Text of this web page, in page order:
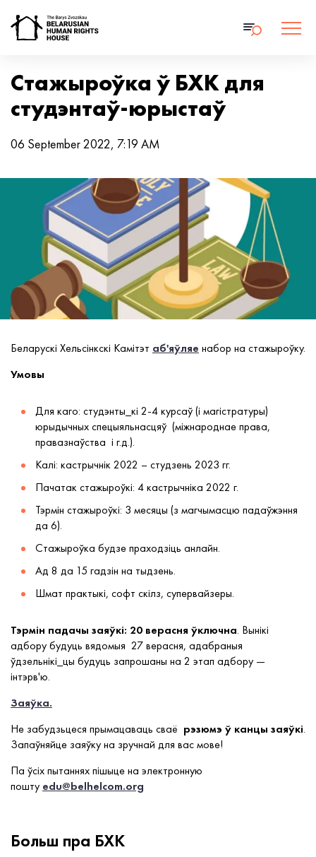
Стажыроўка ў БХК для
студэнтаў-юрыстаў
06 September 2022, 7:19 AM
Беларускі Хельсінкскі Камітэт аб'яўляе набор на стажыроўку.
Умовы
Для каго: студэнты_кі 2-4 курсаў (і магістратуры)
юрыдычных спецыяльнасцяў (міжнароднае права,
правазнаўства і г.д.).
Калі: кастрычнік 2022 – студзень 2023 гг.
Пачатак стажыроўкі: 4 кастрычніка 2022 г.
Тэрмін стажыроўкі: 3 месяцы (з магчымасцю падаўжэння
да 6).
Стажыроўка будзе праходзіць анлайн.
Ад 8 да 15 гадзін на тыдзень.
Шмат практыкі, софт скілз, супервайзеры.
Тэрмін падачы заяўкі: 20 верасня ўключна. Вынікі
адбору будуць вядомыя 27 верасня, адабраныя
ўдзельнікі_цы будуць запрошаны на 2 этап адбору —
інтэрв'ю.
Заяўка.
Не забудзьцеся прымацаваць сваё рэзюмэ ў канцы заяўкі.
Запаўняйце заяўку на зручнай для вас мове!
Па ўсіх пытаннях пішыце на электронную
пошту edu@belhelcom.org
Больш пра БХК